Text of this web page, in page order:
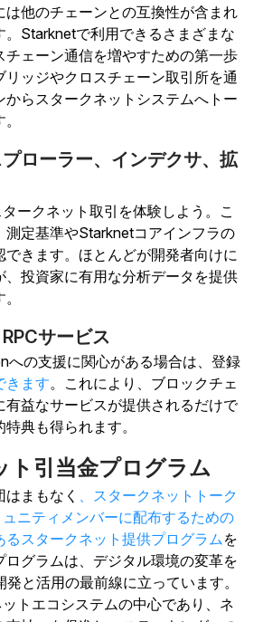
は他のチェーンとの互換性が含まれ
。Starknetで利用できるさまざまな
チェーン通信を増やすための第一歩
リッジやクロスチェーン取引所を通
からスタークネットシステムへトー
ローラー、インデクサ、拡
ークネット取引を体験しよう。こ
測定基準やStarknetコアインフラの
できます。ほとんどが開発者向けに
、投資家に有用な分析データを提供
サービス
への支援に関心がある場合は、登録
きます。これにより、ブロックチェ
有益なサービスが提供されるだけで
典も得られます。
ト引当金プログラム
まもなく 、スタークネットトーク
ニティメンバーに配布するための
るスタークネット提供プログラムを
ログラムは、デジタル環境の変革を
と活用の最前線に立っています。
トエコシステムの中心であり、ネ